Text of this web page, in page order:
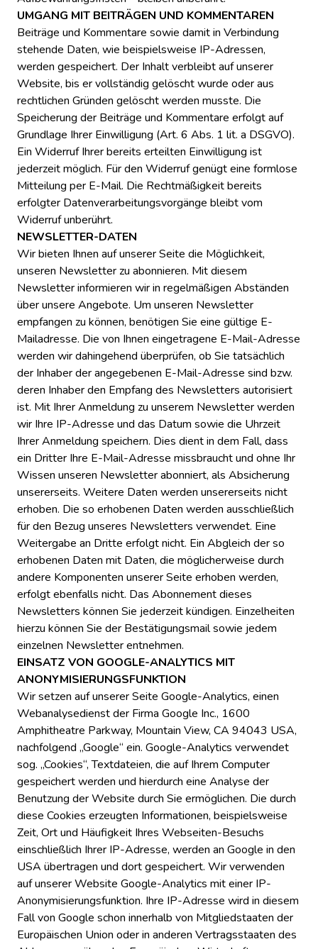
UMGANG MIT BEITRÄGEN UND KOMMENTAREN
Beiträge und Kommentare sowie damit in Verbindung
stehende Daten, wie beispielsweise IP-Adressen,
werden gespeichert. Der Inhalt verbleibt auf unserer
Website, bis er vollständig gelöscht wurde oder aus
rechtlichen Gründen gelöscht werden musste. Die
Speicherung der Beiträge und Kommentare erfolgt auf
Grundlage Ihrer Einwilligung (Art. 6 Abs. 1 lit. a DSGVO).
Ein Widerruf Ihrer bereits erteilten Einwilligung ist
jederzeit möglich. Für den Widerruf genügt eine formlose
Mitteilung per E-Mail. Die Rechtmäßigkeit bereits
erfolgter Datenverarbeitungsvorgänge bleibt vom
Widerruf unberührt.
NEWSLETTER-DATEN
Wir bieten Ihnen auf unserer Seite die Möglichkeit,
unseren Newsletter zu abonnieren. Mit diesem
Newsletter informieren wir in regelmäßigen Abständen
über unsere Angebote. Um unseren Newsletter
empfangen zu können, benötigen Sie eine gültige E-
Mailadresse. Die von Ihnen eingetragene E-Mail-Adresse
werden wir dahingehend überprüfen, ob Sie tatsächlich
der Inhaber der angegebenen E-Mail-Adresse sind bzw.
deren Inhaber den Empfang des Newsletters autorisiert
ist. Mit Ihrer Anmeldung zu unserem Newsletter werden
wir Ihre IP-Adresse und das Datum sowie die Uhrzeit
Ihrer Anmeldung speichern. Dies dient in dem Fall, dass
ein Dritter Ihre E-Mail-Adresse missbraucht und ohne Ihr
Wissen unseren Newsletter abonniert, als Absicherung
unsererseits. Weitere Daten werden unsererseits nicht
erhoben. Die so erhobenen Daten werden ausschließlich
für den Bezug unseres Newsletters verwendet. Eine
Weitergabe an Dritte erfolgt nicht. Ein Abgleich der so
erhobenen Daten mit Daten, die möglicherweise durch
andere Komponenten unserer Seite erhoben werden,
erfolgt ebenfalls nicht. Das Abonnement dieses
Newsletters können Sie jederzeit kündigen. Einzelheiten
hierzu können Sie der Bestätigungsmail sowie jedem
einzelnen Newsletter entnehmen.
EINSATZ VON GOOGLE-ANALYTICS MIT
ANONYMISIERUNGSFUNKTION
Wir setzen auf unserer Seite Google-Analytics, einen
Webanalysedienst der Firma Google Inc., 1600
Amphitheatre Parkway, Mountain View, CA 94043 USA,
nachfolgend „Google“ ein. Google-Analytics verwendet
sog. „Cookies“, Textdateien, die auf Ihrem Computer
gespeichert werden und hierdurch eine Analyse der
Benutzung der Website durch Sie ermöglichen. Die durch
diese Cookies erzeugten Informationen, beispielsweise
Zeit, Ort und Häufigkeit Ihres Webseiten-Besuchs
einschließlich Ihrer IP-Adresse, werden an Google in den
USA übertragen und dort gespeichert. Wir verwenden
auf unserer Website Google-Analytics mit einer IP-
Anonymisierungsfunktion. Ihre IP-Adresse wird in diesem
Fall von Google schon innerhalb von Mitgliedstaaten der
Europäischen Union oder in anderen Vertragsstaaten des